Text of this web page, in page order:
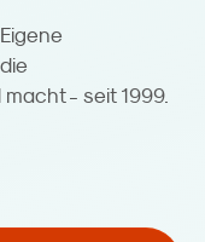
- seit 1999.